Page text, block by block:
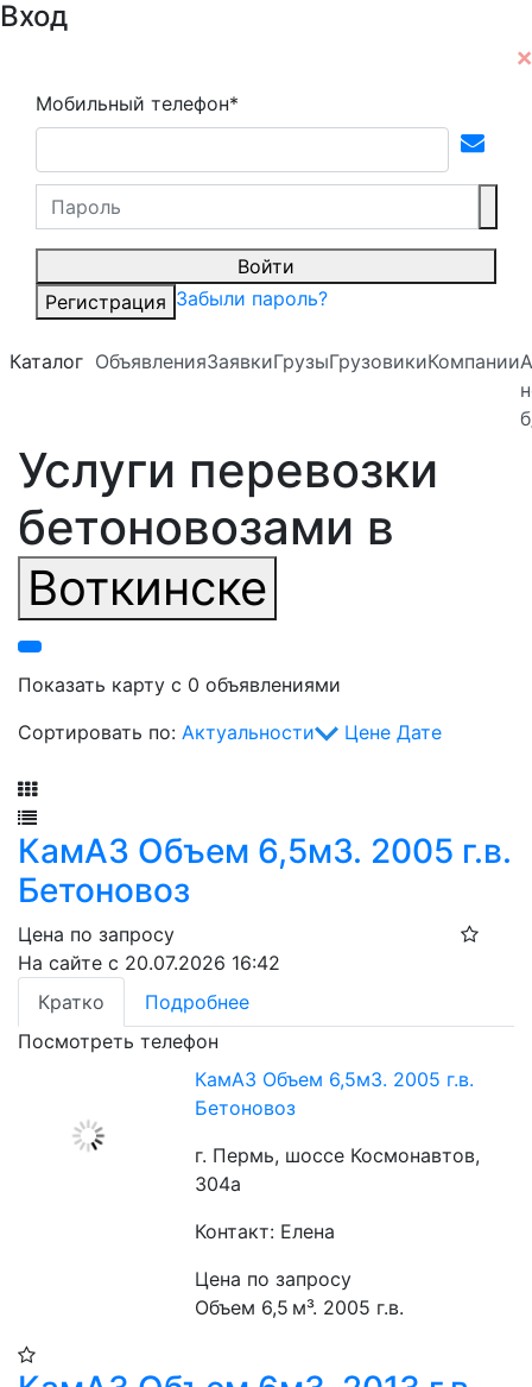
Вход
Мобильный телефон*
Войти
Регистрация Забыли пароль?
Каталог ОбъявленияЗаявкиГрузыГрузовикиКомпании
Услуги перевозки
бетоновозами в
Воткинске
Показать карту с 0 объявлениями
Сортировать по: Актуальности Цене Дате
КамАЗ Объем 6,5м3. 2005 г.в.
Бетоновоз
Цена по запросу
На сайте с 20.07.2026 16:42
Кратко
Подробнее
Посмотреть телефон
КамАЗ Объем 6,5м3. 2005 г.в.
Бетоновоз
г. Пермь, шоссе Космонавтов,
304а
Контакт: Елена
Цена по запросу
Объем 6,5 м³. 2005 г.в.